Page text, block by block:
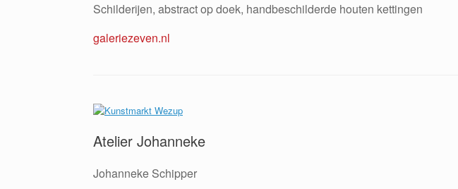
Schilderijen, abstract op doek, handbeschilderde houten kettingen
galeriezeven.nl
Atelier Johanneke
Johanneke Schipper